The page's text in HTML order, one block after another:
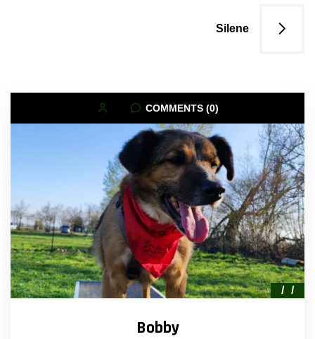
Silene
COMMENTS (0)
Bobby